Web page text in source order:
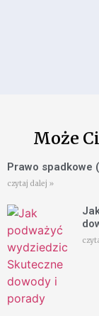
Może
Prawo spadkowe
czytaj dalej »